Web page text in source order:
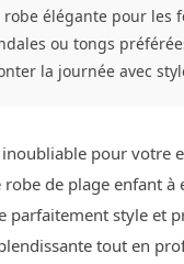
élégante pour les
ou tongs
la journée avec
inoubliable pour votre
de plage enfant à
parfaitement style et
tout en